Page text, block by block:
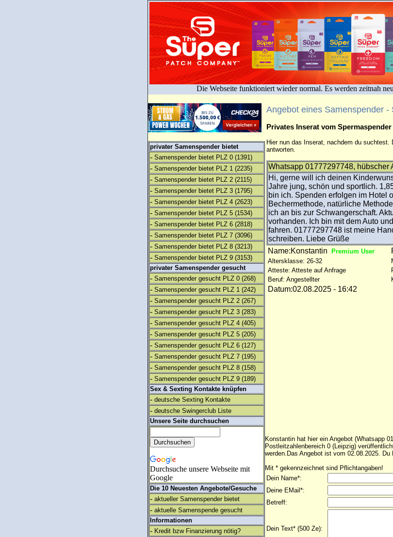
Die Webseite funktioniert wieder normal. Es werden zeitnah
privater Samenspender bietet
- Samenspender bietet PLZ 0 (1391)
- Samenspender bietet PLZ 1 (2235)
- Samenspender bietet PLZ 2 (2115)
- Samenspender bietet PLZ 3 (1795)
- Samenspender bietet PLZ 4 (2623)
- Samenspender bietet PLZ 5 (1534)
- Samenspender bietet PLZ 6 (2818)
- Samenspender bietet PLZ 7 (3096)
- Samenspender bietet PLZ 8 (3213)
- Samenspender bietet PLZ 9 (3153)
privater Samenspender gesucht
- Samenspender gesucht PLZ 0 (268)
- Samenspender gesucht PLZ 1 (242)
- Samenspender gesucht PLZ 2 (267)
- Samenspender gesucht PLZ 3 (283)
- Samenspender gesucht PLZ 4 (405)
- Samenspender gesucht PLZ 5 (205)
- Samenspender gesucht PLZ 6 (127)
- Samenspender gesucht PLZ 7 (195)
- Samenspender gesucht PLZ 8 (158)
- Samenspender gesucht PLZ 9 (189)
Sex & Sexting Kontakte knüpfen
- deutsche Sexting Kontakte
- deutsche Swingerclub Liste
Unsere Seite durchsuchen
Durchsuche unsere Webseite mit
Google
Die 10 Neuesten Angebote/Gesuche
- aktueller Samenspender bietet
- aktuelle Samenspende gesucht
Informationen
- Kredit bzw Finanzierung nötig?
Angebot eines Samenspender -
Privates Inserat vom
Hier nun das Inserat, nachdem du
antworten.
Whatsapp 01777297748, hübscher
Hi, gerne will ich deinen
Jahre jung, schön und sportlich.
bin ich. Spenden erfolgen im Hotel
Bechermethode, natürliche
ich an bis zur Schwangerschaft.
vorhanden. Ich bin mit dem Auto
fahren. 01777297748 ist meine
schreiben. Liebe Grüße
Name:Konstantin
Premium User
Altersklasse: 26-32
Atteste: Atteste auf Anfrage
Beruf: Angestellter
Datum:02.08.2025 - 16:42
Konstantin hat hier ein Angebot (Whatsapp
Postleitzahlenbereich 0 (Leipzig)
werden.Das Angebot ist vom 02.08.2025. Du
Mit * gekennzeichnet sind Pflichtangaben!
Dein Name*:
Deine EMail*:
Betreff:
Dein Text* (500 Ze):